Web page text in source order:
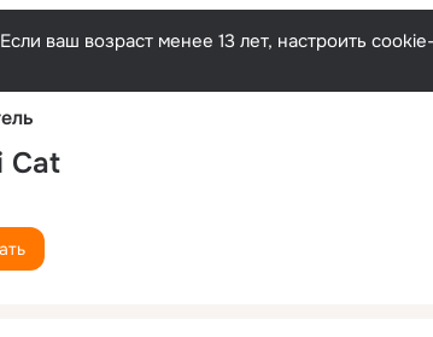
ваш возраст менее 13 лет, настроить
Cat